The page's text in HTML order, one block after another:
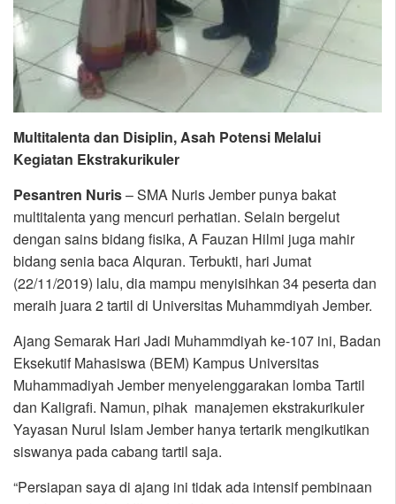
Multitalenta dan Disiplin, Asah Potensi Melalui
Kegiatan Ekstrakurikuler
Pesantren Nuris– SMA Nuris Jember punya bakat
multitalenta yang mencuri perhatian. Selain bergelut
dengan sains bidang fisika, A Fauzan Hilmi juga mahir
bidang senia baca Alquran. Terbukti, hari Jumat
(22/11/2019) lalu, dia mampu menyisihkan 34 peserta dan
meraih juara 2 tartil di Universitas Muhammdiyah Jember.
Ajang Semarak Hari Jadi Muhammdiyah ke-107 ini, Badan
Eksekutif Mahasiswa (BEM) Kampus Universitas
Muhammadiyah Jember menyelenggarakan lomba Tartil
dan Kaligrafi. Namun, pihak manajemen ekstrakurikuler
Yayasan Nurul Islam Jember hanya tertarik mengikutikan
siswanya pada cabang tartil saja.
“Persiapan saya di ajang ini tidak ada intensif pembinaan